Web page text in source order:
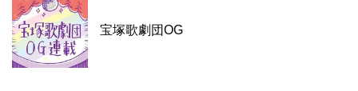
宝塚歌劇団OG